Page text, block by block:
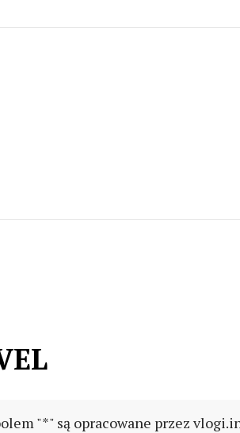
"*" są opracowane przez